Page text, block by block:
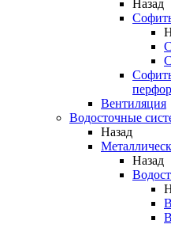
Назад
Вентиляция
Водосточные
Назад
Назад